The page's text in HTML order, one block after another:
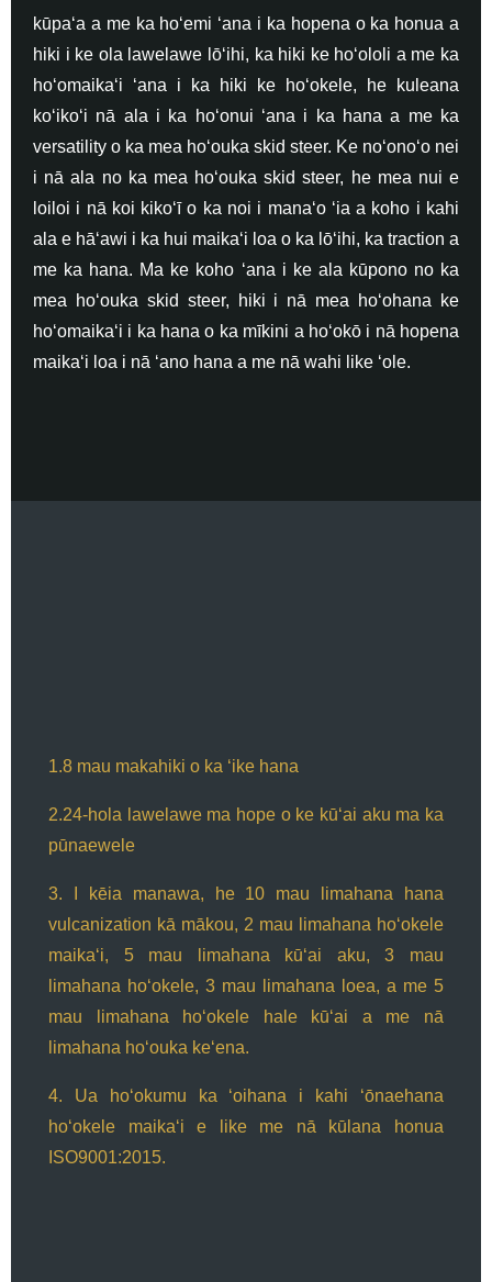
kūpaʻa a me ka hoʻemi ʻana i ka hopena o ka honua a
hiki i ke ola lawelawe lōʻihi, ka hiki ke hoʻololi a me ka
hoʻomaikaʻi ʻana i ka hiki ke hoʻokele, he kuleana
koʻikoʻi nā ala i ka hoʻonui ʻana i ka hana a me ka
versatility o ka mea hoʻouka skid steer. Ke noʻonoʻo nei
i nā ala no ka mea hoʻouka skid steer, he mea nui e
loiloi i nā koi kikoʻī o ka noi i manaʻo ʻia a koho i kahi
ala e hāʻawi i ka hui maikaʻi loa o ka lōʻihi, ka traction a
me ka hana. Ma ke koho ʻana i ke ala kūpono no ka
mea hoʻouka skid steer, hiki i nā mea hoʻohana ke
hoʻomaikaʻi i ka hana o ka mīkini a hoʻokō i nā hopena
maikaʻi loa i nā ʻano hana a me nā wahi like ʻole.
1.8 mau makahiki o ka ʻike hana
2.24-hola lawelawe ma hope o ke kūʻai aku ma ka
pūnaewele
3. I kēia manawa, he 10 mau limahana hana
vulcanization kā mākou, 2 mau limahana hoʻokele
maikaʻi, 5 mau limahana kūʻai aku, 3 mau
limahana hoʻokele, 3 mau limahana loea, a me 5
mau limahana hoʻokele hale kūʻai a me nā
limahana hoʻouka keʻena.
4. Ua hoʻokumu ka ʻoihana i kahi ʻōnaehana
hoʻokele maikaʻi e like me nā kūlana honua
ISO9001:2015.